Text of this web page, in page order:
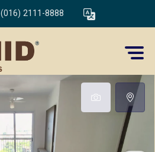
(016) 2111-8888